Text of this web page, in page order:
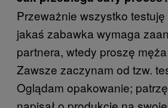
Przeważnie wszystko
jakaś zabawka wymaga
partnera, wtedy proszę
Zawsze zaczynam od tzw.
Oglądam opakowanie;